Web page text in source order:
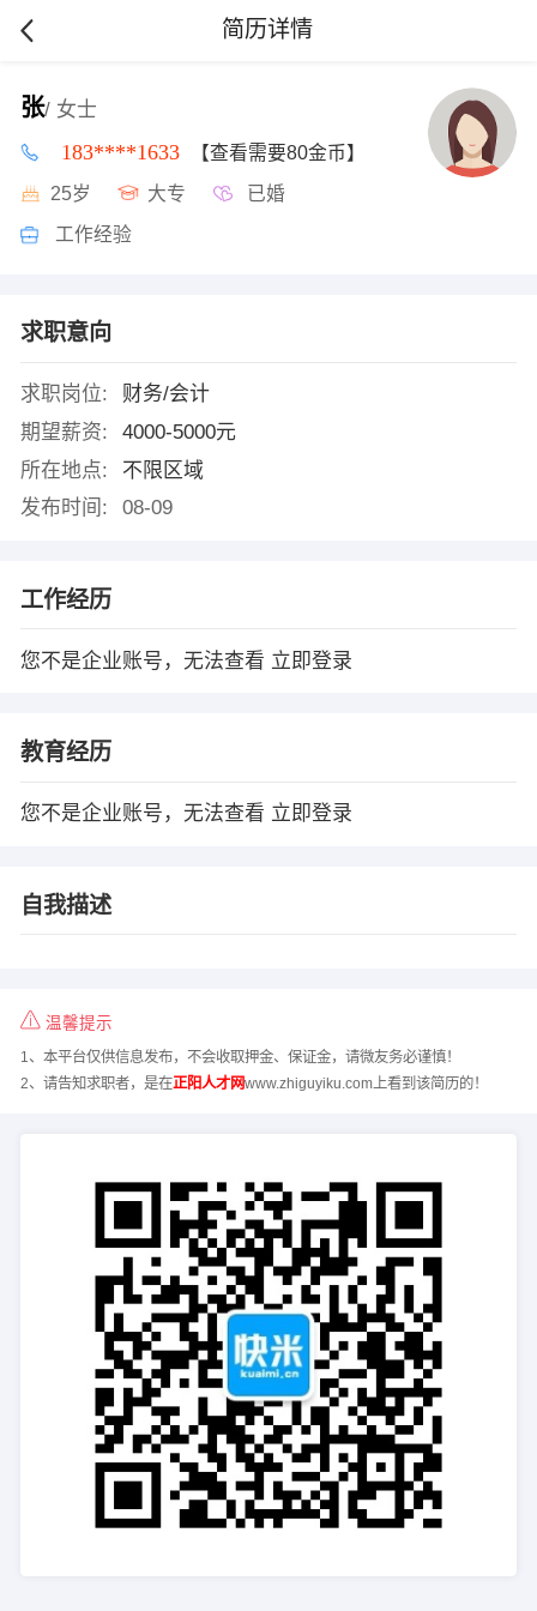
简历详情
张/ 女士
183****1633 【查看需要80金币】
25岁 大专 已婚
工作经验
求职意向
求职岗位:
财务/会计
期望薪资:
4000-5000元
所在地点:
不限区域
发布时间:
08-09
工作经历
您不是企业账号，无法查看 立即登录
教育经历
您不是企业账号，无法查看 立即登录
自我描述
温馨提示
1、本平台仅供信息发布，不会收取押金、保证金，请微友务必谨慎！
2、请告知求职者，是在正阳人才网www.zhiguyiku.com上看到该简历的！